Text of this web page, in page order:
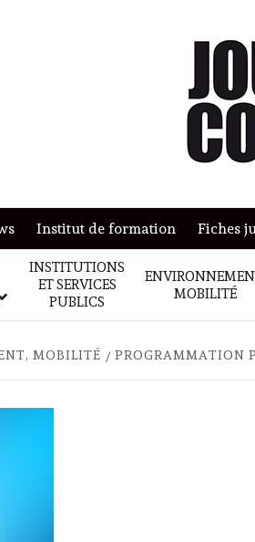
Institut de formation Fiches
INSTITUTIONS
ET SERVICES
PUBLICS
MOBILITÉ
MOBILITÉ PROGRAMMATION